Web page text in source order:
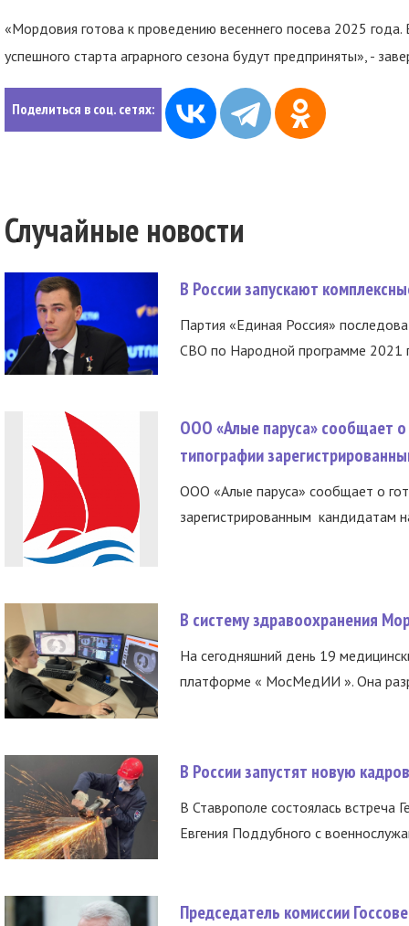
«Мордовия готова к проведению весеннего посева 2025
успешного старта аграрного сезона будут предприняты», -
Поделиться в соц. сетях:
Случайные новости
В России запускают
Партия «Единая Россия»
СВО по Народной программе 2021
ООО «Алые паруса» сообщает о
типографии
ООО «Алые паруса» сообщает о
зарегистрированным кандидатам
В систему здравоохранения
На сегодняшний день 19
платформе « МосМедИИ ». Она
В России запустят новую
В Ставрополе состоялась встреча
Евгения Поддубного с
Председатель комиссии